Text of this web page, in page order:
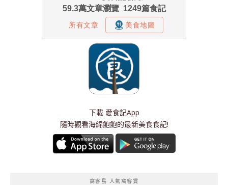
下載 愛食記App
隨時觀看海綿飽飽的最新美食食記!
窩客島 人氣窩客賞